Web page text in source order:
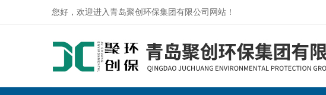
您好，欢迎进入青岛聚创环保集团有限公司网站！